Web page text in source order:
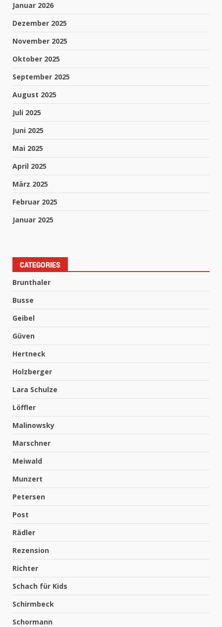
Januar 2026
Dezember 2025
November 2025
Oktober 2025
September 2025
August 2025
Juli 2025
Juni 2025
Mai 2025
April 2025
März 2025
Februar 2025
Januar 2025
CATEGORIES
Brunthaler
Busse
Geibel
Güven
Hertneck
Holzberger
Lara Schulze
Löffler
Malinowsky
Marschner
Meiwald
Munzert
Petersen
Post
Rädler
Rezension
Richter
Schach für Kids
Schirmbeck
Schormann